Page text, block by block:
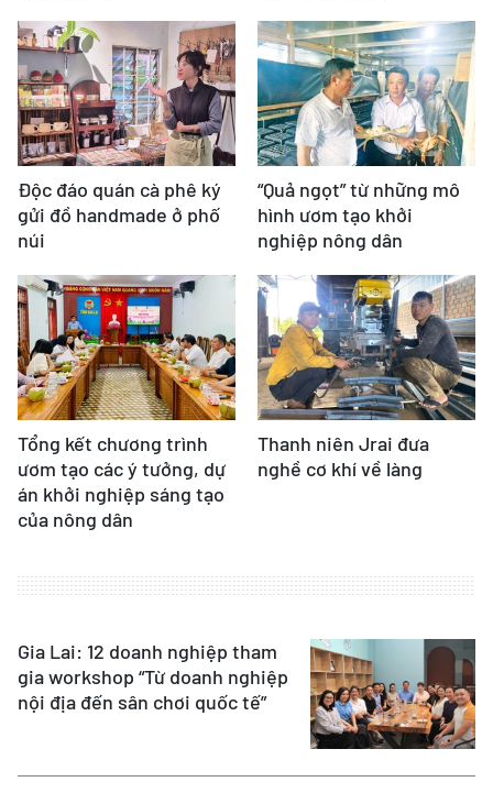
Độc đáo quán cà phê ký
gửi đồ handmade ở phố
núi
“Quả ngọt” từ những mô
hình ươm tạo khởi
nghiệp nông dân
Tổng kết chương trình
ươm tạo các ý tưởng, dự
án khởi nghiệp sáng tạo
của nông dân
Thanh niên Jrai đưa
nghề cơ khí về làng
Gia Lai: 12 doanh nghiệp tham
gia workshop “Từ doanh nghiệp
nội địa đến sân chơi quốc tế”